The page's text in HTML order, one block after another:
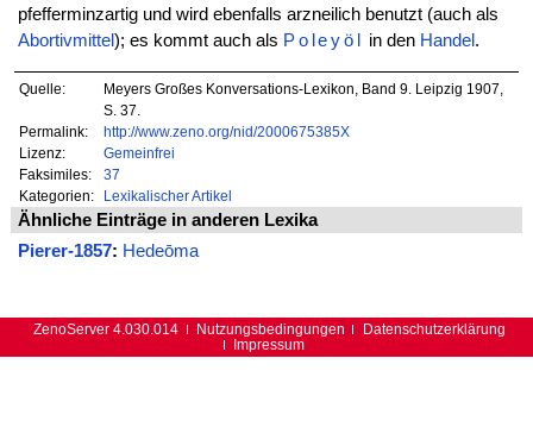
pfefferminzartig und wird ebenfalls arzneilich benutzt (auch als
Abortivmittel); es kommt auch als Poleyöl in den Handel .
Quelle:
Meyers Großes Konversations-Lexikon, Band 9. Leipzig 1907,
S. 37.
Permalink:
http://www.zeno.org/nid/2000675385X
Lizenz:
Gemeinfrei
Faksimiles:
37
Kategorien:
Lexikalischer Artikel
Ähnliche Einträge in anderen Lexika
Pierer-1857: Hedeōma
ZenoServer 4.030.014 Nutzungsbedingungen
Datenschutzerklärung
Impressum